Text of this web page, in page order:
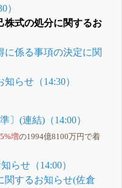
）
株式の処分に関するお
に係る事項の決定に関
らせ（14:30）
〕(連結)（14:00）
増の1994億8100万円で着
らせ（14:00）
関するお知らせ(佐倉